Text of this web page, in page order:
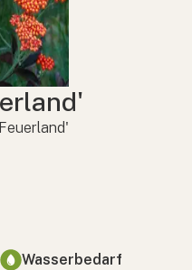
Wasserbedarf